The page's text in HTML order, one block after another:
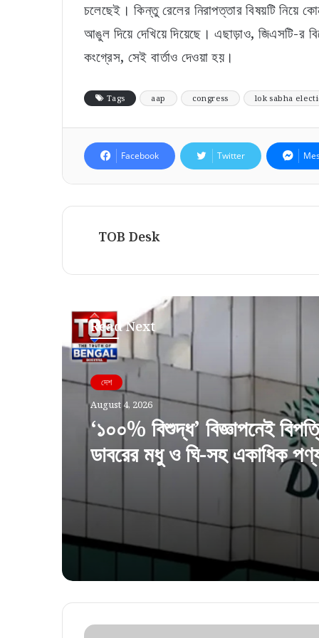
চলেছেই। কিন্তু রেলের নিরাপত্তার বিষয়টি নিয়ে
আঙুল দিয়ে দেখিয়ে দিয়েছে। এছাড়াও, জিএসটি-র
কংগ্রেস, সেই বার্তাও দেওয়া হয়।
Tags aap congress lok sabha
Facebook Twitter
TOB Desk
Read Next
দেশ
August 4, 2026
‘১০০% বিশুদ্ধ’ বিজ্ঞাপনেই
ডাবরের মধু ও ঘি-সহ একাধিক পণ্য
করল কেন্দ্র
দেশ
August 4, 2026
‘আমরা আলাদা!’ তসলিমা